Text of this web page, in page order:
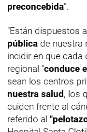
preconcebida".
"Están dispuestos a
pública de nuestra
incidir en que cada
regional "conduce
sean los centros
nuestra salud, los
cuiden frente al
referido al